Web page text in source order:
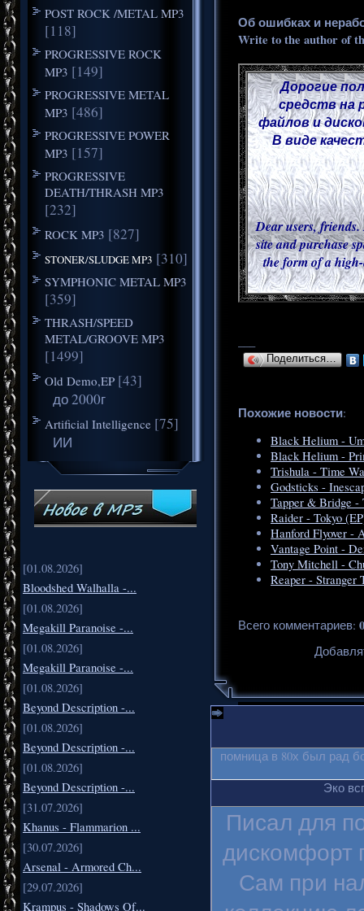
POST ROCK /METAL MP3
[118]
PROGRESSIVE ROCK
MP3 [149]
PROGRESSIVE METAL
MP3 [486]
PROGRESSIVE POWER
MP3 [157]
PROGRESSIVE
DEATH/THRASH MP3
[232]
ROCK MP3 [827]
STONER/SLUDGE MP3 [310]
SYMPHONIC METAL MP3
[359]
THRASH/SPEED
METAL/GROOVE MP3
[1499]
Old Demo,EP [43]
до 2000г
Artificial Intelligence [75]
ИИ
[01.08.2026]
Bloodshed Walhalla -...
[01.08.2026]
Megakill Paranoise -...
[01.08.2026]
Megakill Paranoise -...
[01.08.2026]
Beyond Description -...
[01.08.2026]
Beyond Description -...
[01.08.2026]
Beyond Description -...
[31.07.2026]
Khanus - Flammarion ...
[30.07.2026]
Arsenal - Armored Ch...
[29.07.2026]
Krampus - Shadows Of...
Об ошибках и
Write to the author of
Дорогие
средств на
файлов и
В виде
Dear users,
site and purchase
the form of a
Поделиться…
Похожие новости:
Black Helium -
Black Helium -
Trishula - Time
Godsticks -
Tapper & Bridge -
Raider - Tokyo
Hanford Flyover -
Vantage Point -
Tony Mitchell -
Reaper - Stranger
Всего комментариев: 0
помница в 80х был рад
Эко
Писал для
дискомфорт
Сам при